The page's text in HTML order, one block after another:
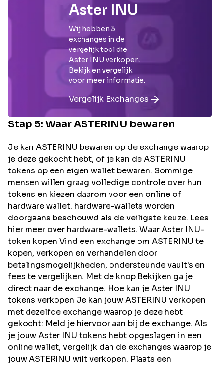
Aster INU
Wij hebben 3
exchanges in de
vergelijk tool die
Aster INU verkopen.
Bekijk en vergelijk
voor meer informatie.
Vergelijk Exchanges
Stap 5: WaarASTERINU bewaren
Je kan ASTERINU bewaren op de exchange waarop
je deze gekocht hebt, of je kan de ASTERINU
tokens op een eigen wallet bewaren. Sommige
mensen willen graag volledige controle over hun
tokens en kiezen daarom voor een online of
hardware wallet. hardware-wallets worden
doorgaans beschouwd als de veiligste keuze. Lees
hier meer over hardware-wallets. Waar Aster INU-
token kopen Vind een exchange om ASTERINU te
kopen, verkopen en verhandelen door
betalingsmogelijkheden, ondersteunde vault's en
fees te vergelijken. Met de knop Bekijken ga je
direct naar de exchange. Hoe kan je Aster INU
tokens verkopen Je kan jouw ASTERINU verkopen
met dezelfde exchange waarop je deze hebt
gekocht: Meld je hiervoor aan bij de exchange. Als
je jouw Aster INU tokens hebt opgeslagen in een
online wallet, vergelijk dan de exchanges waarop je
jouw ASTERINU wilt verkopen. Plaats een